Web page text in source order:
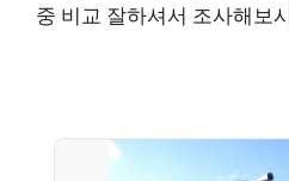
중 비교 잘하셔서 조사해보